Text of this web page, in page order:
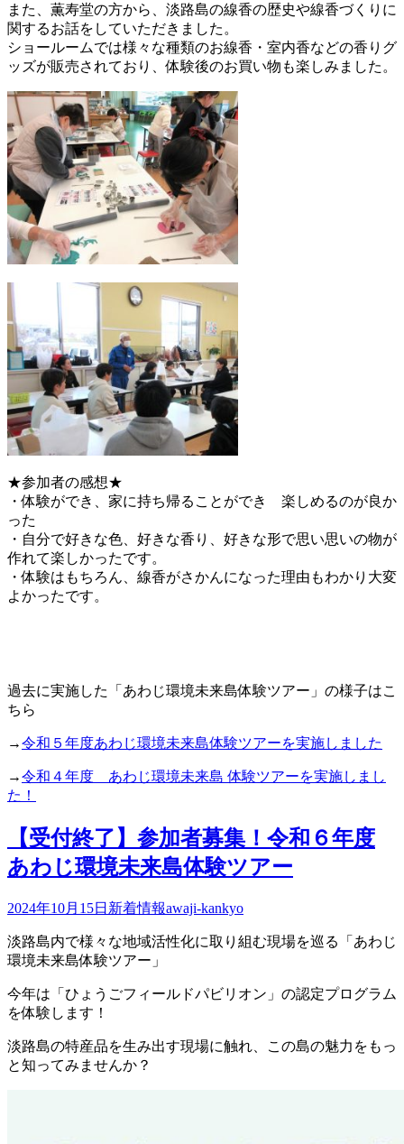
また、薫寿堂の方から、淡路島の線香の歴史や線香づくりに
関するお話をしていただきました。
ショールームでは様々な種類のお線香・室内香などの香りグ
ッズが販売されており、体験後のお買い物も楽しみました。
★参加者の感想★
・体験ができ、家に持ち帰ることができ 楽しめるのが良か
った
・自分で好きな色、好きな香り、好きな形で思い思いの物が
作れて楽しかったです。
・体験はもちろん、線香がさかんになった理由もわかり大変
よかったです。
過去に実施した「あわじ環境未来島体験ツアー」の様子はこ
ちら
→令和５年度あわじ環境未来島体験ツアーを実施しました
→令和４年度 あわじ環境未来島 体験ツアーを実施しまし
た！
【受付終了】参加者募集！令和６年度
あわじ環境未来島体験ツアー
2024年10月15日 新着情報awaji-kankyo
淡路島内で様々な地域活性化に取り組む現場を巡る「あわじ
環境未来島体験ツアー」
今年は「ひょうごフィールドパビリオン」の認定プログラム
を体験します！
淡路島の特産品を生み出す現場に触れ、この島の魅力をもっ
と知ってみませんか？